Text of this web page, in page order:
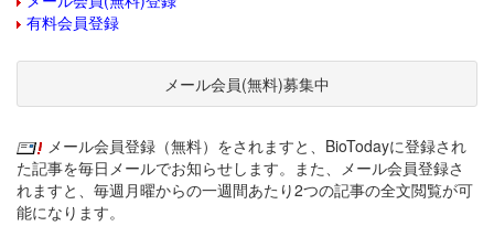
有料会員登録
メール会員(無料)募集中
メール会員登録（無料）をされますと、BioTodayに登録され
た記事を毎日メールでお知らせします。また、メール会員登録さ
れますと、毎週月曜からの一週間あたり2つの記事の全文閲覧が可
能になります。